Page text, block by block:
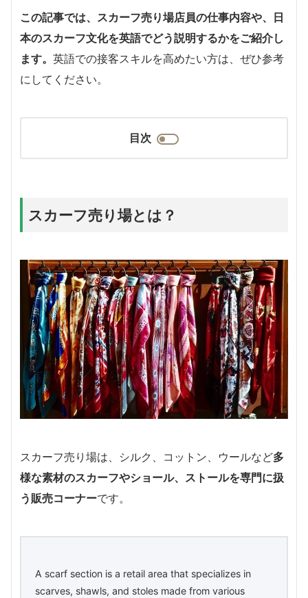
この記事では、スカーフ売り場店員の仕事内容や、日
本のスカーフ文化を英語でどう説明するかをご紹介し
ます。 英語での接客スキルを高めたい方は、ぜひ参考
にしてください。
目次
スカーフ売り場とは？
スカーフ売り場は、シルク、コットン、ウールなど多
様な素材のスカーフやショール、ストールを専門に扱
う販売コーナーです。
A scarf section is a retail area that specializes in
scarves, shawls, and stoles made from various